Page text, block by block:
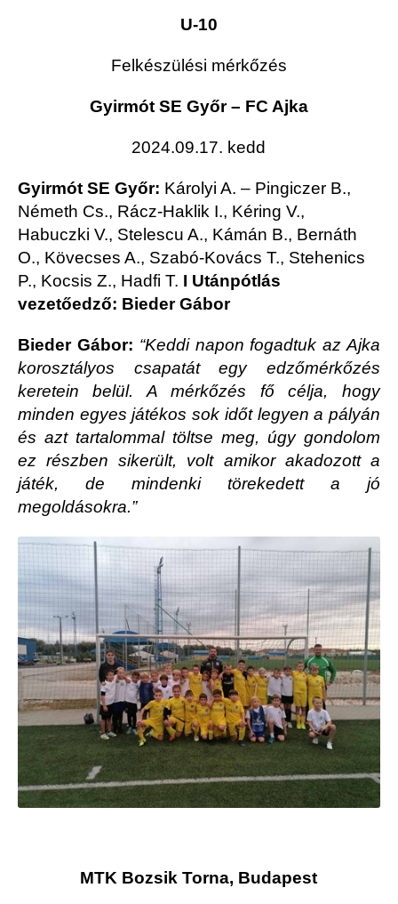
U-10
Felkészülési mérkőzés
Gyirmót SE Győr – FC Ajka
2024.09.17. kedd
Gyirmót SE Győr: Károlyi A. – Pingiczer B.,
Németh Cs., Rácz-Haklik I., Kéring V.,
Habuczki V., Stelescu A., Kámán B., Bernáth
O., Kövecses A., Szabó-Kovács T., Stehenics
P., Kocsis Z., Hadfi T. I Utánpótlás
vezetőedző: Bieder Gábor
Bieder Gábor: “Keddi napon fogadtuk az Ajka
korosztályos csapatát egy edzőmérkőzés
keretein belül. A mérkőzés fő célja, hogy
minden egyes játékos sok időt legyen a pályán
és azt tartalommal töltse meg, úgy gondolom
ez részben sikerült, volt amikor akadozott a
játék, de mindenki törekedett a jó
megoldásokra.”
MTK Bozsik Torna, Budapest